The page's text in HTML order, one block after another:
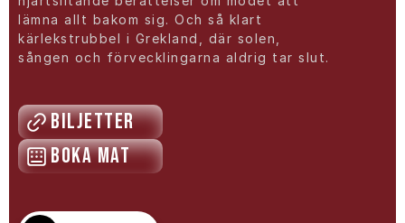
lämna allt bakom sig. Och så klart
kärlekstrubbel i Grekland, där solen,
sången och förvecklingarna aldrig tar slut.
Biljetter
Boka mat